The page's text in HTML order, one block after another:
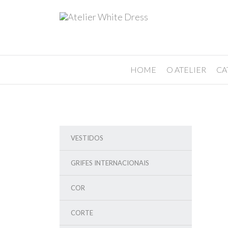
HOME O ATELIER
VESTIDOS
GRIFES INTERNACIONAIS
COR
CORTE